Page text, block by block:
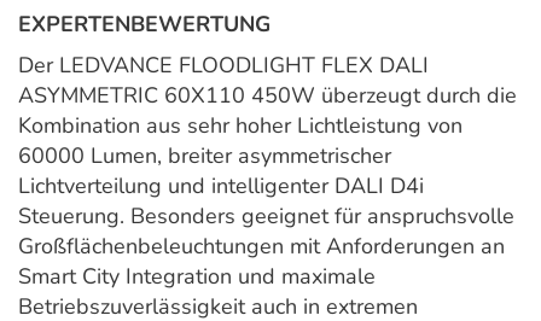
EXPERTENBEWERTUNG
Der LEDVANCE FLOODLIGHT FLEX DALI
ASYMMETRIC 60X110 450W überzeugt durch die
Kombination aus sehr hoher Lichtleistung von
60000 Lumen, breiter asymmetrischer
Lichtverteilung und intelligenter DALI D4i
Steuerung. Besonders geeignet für anspruchsvolle
Großflächenbeleuchtungen mit Anforderungen an
Smart City Integration und maximale
Betriebszuverlässigkeit auch in extremen